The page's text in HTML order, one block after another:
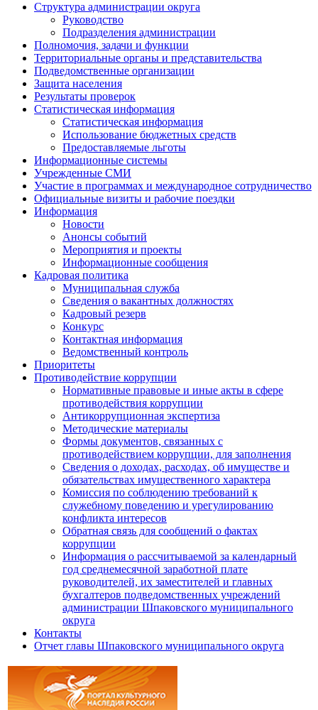
Структура администрации округа
Руководство
Подразделения администрации
Полномочия, задачи и функции
Территориальные органы и представительства
Подведомственные организации
Защита населения
Результаты проверок
Статистическая информация
Статистическая информация
Использование бюджетных средств
Предоставляемые льготы
Информационные системы
Учрежденные СМИ
Участие в программах и международное сотрудничество
Официальные визиты и рабочие поездки
Информация
Новости
Анонсы событий
Мероприятия и проекты
Информационные сообщения
Кадровая политика
Муниципальная служба
Сведения о вакантных должностях
Кадровый резерв
Конкурс
Контактная информация
Ведомственный контроль
Приоритеты
Противодействие коррупции
Нормативные правовые и иные акты в сфере
противодействия коррупции
Антикоррупционная экспертиза
Методические материалы
Формы документов, связанных с
противодействием коррупции, для заполнения
Сведения о доходах, расходах, об имуществе и
обязательствах имущественного характера
Комиссия по соблюдению требований к
служебному поведению и урегулированию
конфликта интересов
Обратная связь для сообщений о фактах
коррупции
Информация о рассчитываемой за календарный
год среднемесячной заработной плате
руководителей, их заместителей и главных
бухгалтеров подведомственных учреждений
администрации Шпаковского муниципального
округа
Контакты
Отчет главы Шпаковского муниципального округа